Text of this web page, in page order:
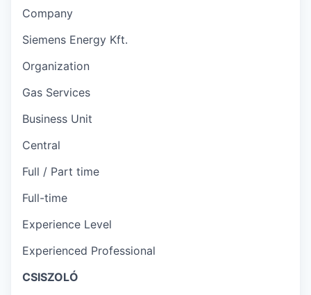
Company
Siemens Energy Kft.
Organization
Gas Services
Business Unit
Central
Full / Part time
Full-time
Experience Level
Experienced Professional
CSISZOLÓ